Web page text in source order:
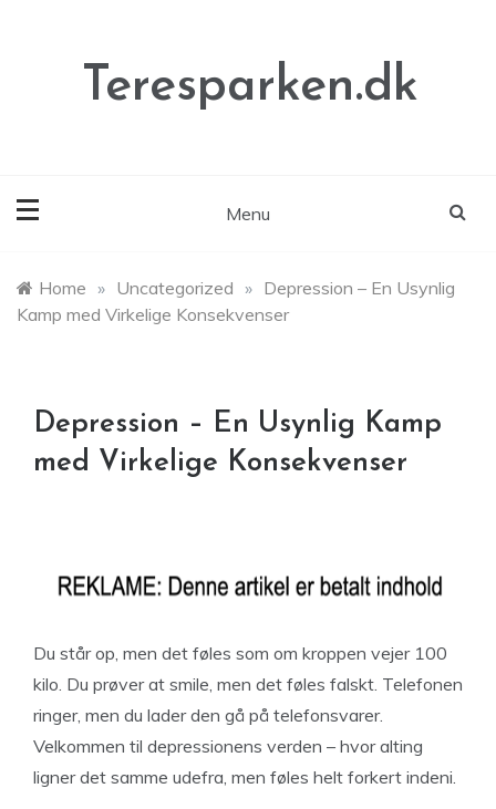
Teresparken.dk
Menu
Home » Uncategorized » Depression – En Usynlig
Kamp med Virkelige Konsekvenser
Depression – En Usynlig Kamp
med Virkelige Konsekvenser
Du står op, men det føles som om kroppen vejer 100
kilo. Du prøver at smile, men det føles falskt. Telefonen
ringer, men du lader den gå på telefonsvarer.
Velkommen til depressionens verden – hvor alting
ligner det samme udefra, men føles helt forkert indeni.